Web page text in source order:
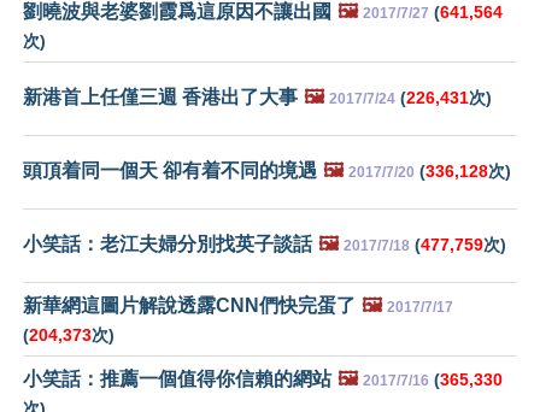
劉曉波與老婆劉霞爲這原因不讓出國 🖼️ 2017/7/27 (641,564
次)
新港首上任僅三週 香港出了大事 🖼️ 2017/7/24 (226,431次)
頭頂着同一個天 卻有着不同的境遇 🖼️ 2017/7/20 (336,128次)
小笑話：老江夫婦分別找英子談話 🖼️ 2017/7/18 (477,759次)
新華網這圖片解說透露CNN們快完蛋了 🖼️ 2017/7/17
(204,373次)
小笑話：推薦一個值得你信賴的網站 🖼️ 2017/7/16 (365,330